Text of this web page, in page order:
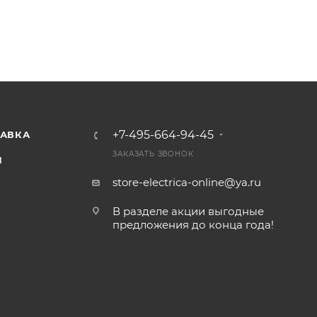
+7-495-664-94-45
ЗАКАЗАТЬ ЗВОНОК
store-electrica-online@ya.ru
В разделе акции выгодные
предложения до конца года!